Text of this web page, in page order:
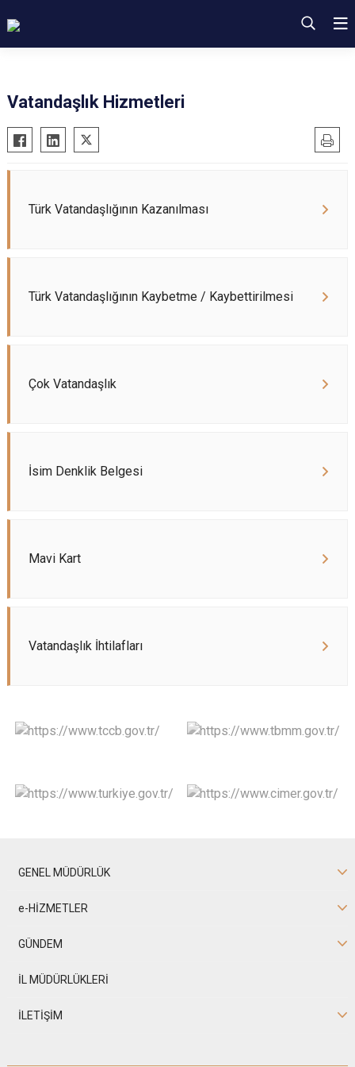
Vatandaşlık Hizmetleri
Türk Vatandaşlığının Kazanılması
Türk Vatandaşlığının Kaybetme / Kaybettirilmesi
Çok Vatandaşlık
İsim Denklik Belgesi
Mavi Kart
Vatandaşlık İhtilafları
GENEL MÜDÜRLÜK
e-HİZMETLER
GÜNDEM
İL MÜDÜRLÜKLERİ
İLETİŞİM